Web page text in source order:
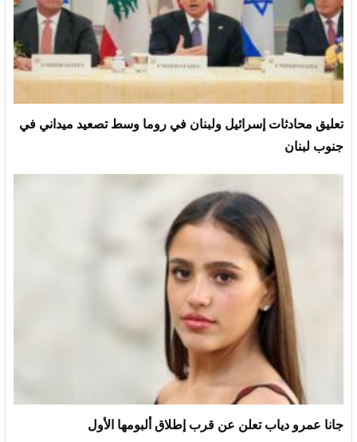
تعليق محادثات إسرائيل ولبنان في روما وسط تصعيد ميداني في
جنوب لبنان
جانا عمرو دياب تعلن عن قرب إطلاق ألبومها الأول